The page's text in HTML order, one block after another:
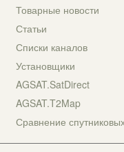
Товарные новости
Статьи
Списки каналов
Установщики
AGSAT.SatDirect
AGSAT.T2Map
Сравнение